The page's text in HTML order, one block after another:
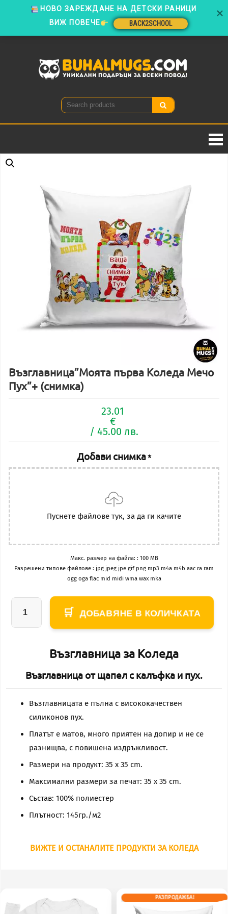
Възглавница”Моята първа Коледа Мечо
Пух”+ (снимка)
23.01
€
/ 45.00 лв.
Добави снимка*
Пуснете файлове тук, за да ги качите
Макс. размер на файла: : 100 MB
Разрешени типове файлове : jpg jpeg jpe gif png mp3 m4a m4b aac ra ram
ogg oga flac mid midi wma wax mka
количество
Коледа
Мечо
Пух"+
(снимка)
ДОБАВЯНЕ В КОЛИЧКАТА
Възглавница за Коледа
Възглавница от щапел с калъфка и пух.
Възглавницата е пълна с висококачествен
силиконов пух.
Платът е матов, много приятен на допир и не се
разнищва, с повишена издръжливост.
Размери на продукт: 35 x 35 cm.
Максимални размери за печат: 35 x 35 cm.
Състав: 100% полиестер
Плътност: 145гр./м2
ВИЖТЕ И ОСТАНАЛИТЕ ПРОДУКТИ ЗА КОЛЕДА
РАЗПРОДАЖБА!
BACK2SCHOOL
BACK2SCHOOL
ВИЖ ПОВЕЧЕ